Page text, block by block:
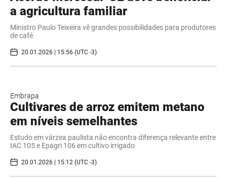
a agricultura familiar
Ministro Paulo Teixeira vê grandes possibilidades para produtores
de café
20.01.2026 | 15:56 (UTC -3)
Embrapa
Cultivares de arroz emitem metano
em níveis semelhantes
Estudo em várzea paulista não encontra diferença relevante entre
IAC 105 e Epagri 106 em cultivo irrigado
20.01.2026 | 15:12 (UTC -3)